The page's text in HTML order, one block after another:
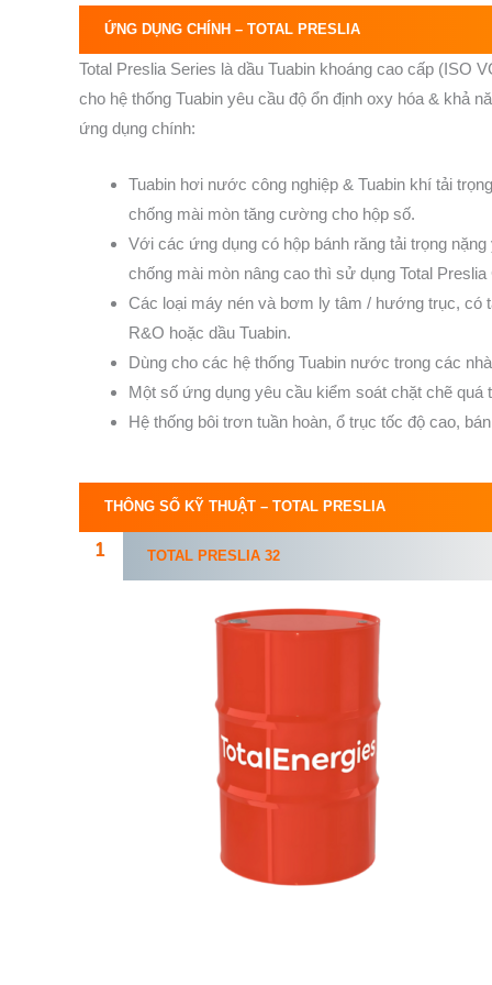
ỨNG DỤNG CHÍNH – TOTAL PRESLIA
Total Preslia Series là dầu Tuabin khoáng cao cấp (ISO
cho hệ thống Tuabin yêu cầu độ ổn định oxy hóa & khả
ứng dụng chính:
Tuabin hơi nước công nghiệp & Tuabin khí tải
chống mài mòn tăng cường cho hộp số.
Với các ứng dụng có hộp bánh răng tải trọng
chống mài mòn nâng cao thì sử dụng Total Preslia
Các loại máy nén và bơm ly tâm / hướng trục,
R&O hoặc dầu Tuabin.
Dùng cho các hệ thống Tuabin nước trong các
Một số ứng dụng yêu cầu kiểm soát chặt chẽ quá
Hệ thống bôi trơn tuần hoàn, ổ trục tốc độ cao,
THÔNG SỐ KỸ THUẬT – TOTAL PRESLIA
TOTALPRESLIA 32